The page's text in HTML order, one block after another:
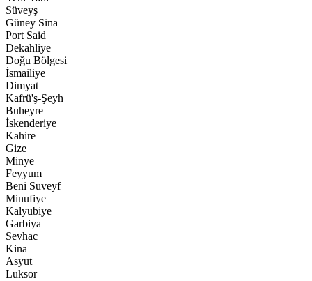
Süveyş
Güney Sina
Port Said
Dekahliye
Doğu Bölgesi
İsmailiye
Dimyat
Kafrü'ş-Şeyh
Buheyre
İskenderiye
Kahire
Gize
Minye
Feyyum
Beni Suveyf
Minufiye
Kalyubiye
Garbiya
Sevhac
Kina
Asyut
Luksor